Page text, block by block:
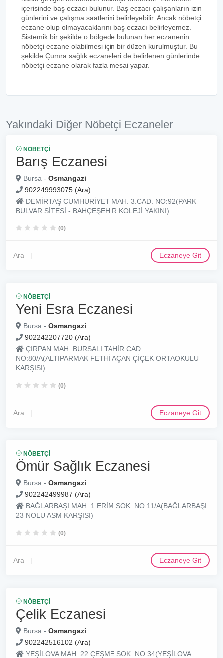
içerisinde baş eczacı bulunur. Baş eczacı çalışanların izin
günlerini ve çalışma saatlerini belirleyebilir. Ancak nöbetçi
eczane olup olmayacaklarını baş eczacı belirleyemez.
Sistemik bir şekilde o bölgede bulunan her eczanenin
nöbetçi eczane olabilmesi için bir düzen kurulmuştur. Bu
şekilde Çumra sağlık eczaneleri de belirlenen günlerinde
nöbetçi eczane olarak fazla mesai yapar.
Yakındaki Diğer Nöbetçi Eczaneler
NÖBETÇI
Barış Eczanesi
Bursa - Osmangazi
902249993075 (Ara)
DEMİRTAŞ CUMHURİYET MAH. 3.CAD. NO:92(PARK
BULVAR SİTESİ - BAHÇEŞEHİR KOLEJİ YAKINI)
(0)
Ara Eczaneye Git
NÖBETÇI
Yeni Esra Eczanesi
Bursa - Osmangazi
902242207720 (Ara)
ÇIRPAN MAH. BURSALI TAHİR CAD.
NO:80/A(ALTIPARMAK FETHİ AÇAN ÇİÇEK ORTAOKULU
KARŞISI)
(0)
Ara Eczaneye Git
NÖBETÇI
Ömür Sağlık Eczanesi
Bursa - Osmangazi
902242499987 (Ara)
BAĞLARBAŞI MAH. 1.ERİM SOK. NO:11/A(BAĞLARBAŞI
23 NOLU ASM KARŞISI)
(0)
Ara Eczaneye Git
NÖBETÇI
Çelik Eczanesi
Bursa - Osmangazi
902242516102 (Ara)
YEŞİLOVA MAH. 22.ÇEŞME SOK. NO:34(YEŞİLOVA